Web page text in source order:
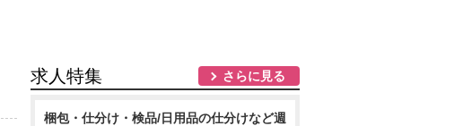
求人特集 さらに見る
梱包・仕分け・検品/日用品の仕分けなど週